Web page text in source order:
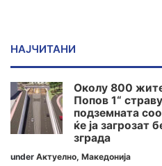
НАЈЧИТАНИ
Околу 800
Попов 1“
подземната
ќе ја загрозат
зграда
under Актуелно, Македонија